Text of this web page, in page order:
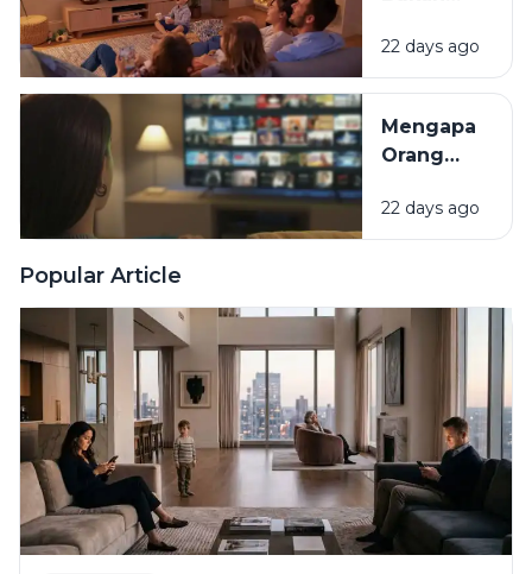
Ditonton
Kembali?
untuk
Anak:
Film
Animasi
oleh
22 days ago
Mengapa
Orang
Masih
Senang
Animasi?
22 days ago
Popular Article